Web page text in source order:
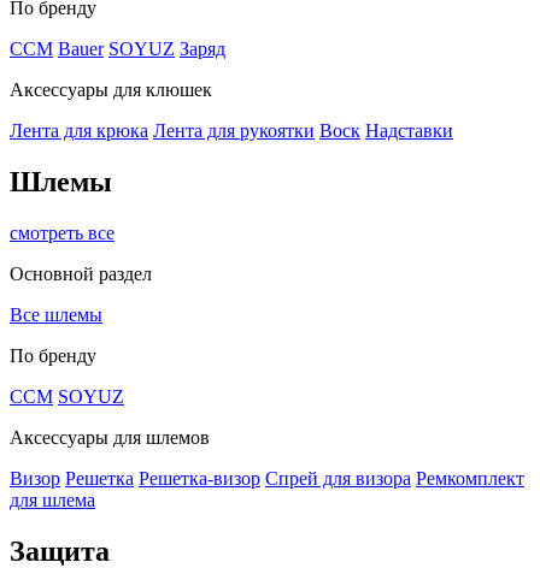
По бренду
CCM Bauer SOYUZ Заряд
Аксессуары для клюшек
Лента для крюка Лента для рукоятки Воск Надставки
Шлемы
смотреть все
Основной раздел
Все шлемы
По бренду
CCM SOYUZ
Аксессуары для шлемов
Визор Решетка Решетка-визор Спрей для визора Ремкомплект
для шлема
Защита